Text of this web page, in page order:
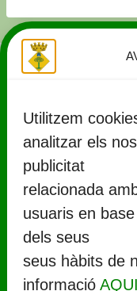
Utilitzem
analitzar els
publicitat
relacionada
usuaris en
dels seus
seus hàbits de
informació AQUI